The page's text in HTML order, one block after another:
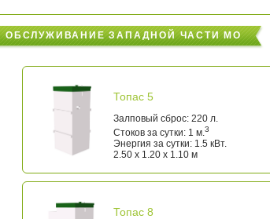
ОБСЛУЖИВАНИЕ ЗАПАДНОЙ ЧАСТИ МО
Топас 5
Залповый сброс: 220 л.
Стоков за сутки: 1 м.3
Энергия за сутки: 1.5 кВт.
2.50 x 1.20 x 1.10 м
Топас 8